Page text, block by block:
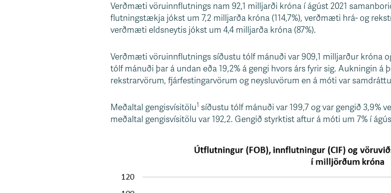
Verðmæti vöruinnflutnings nam 92,1 milljarði króna í ágúst 2021
flutningstækja jókst um 7,2 milljarða króna (114,7%), verðmæti hrá- og
verðmæti eldsneytis jókst um 4,4 milljarða króna (87%).
Verðmæti vöruinnflutnings síðustu tólf mánuði var 909,1 milljarður króna
tólf mánuði þar á undan eða 19,2% á gengi hvors árs fyrir sig. Aukningin á
rekstrarvörum, fjárfestingarvörum og neysluvörum en á móti var
Meðaltal gengisvísitölu1 síðustu tólf mánuði var 199,7 og var gengið 3,9%
meðaltal gengisvísitölu var 192,2. Gengið styrktist aftur á móti um 7% í